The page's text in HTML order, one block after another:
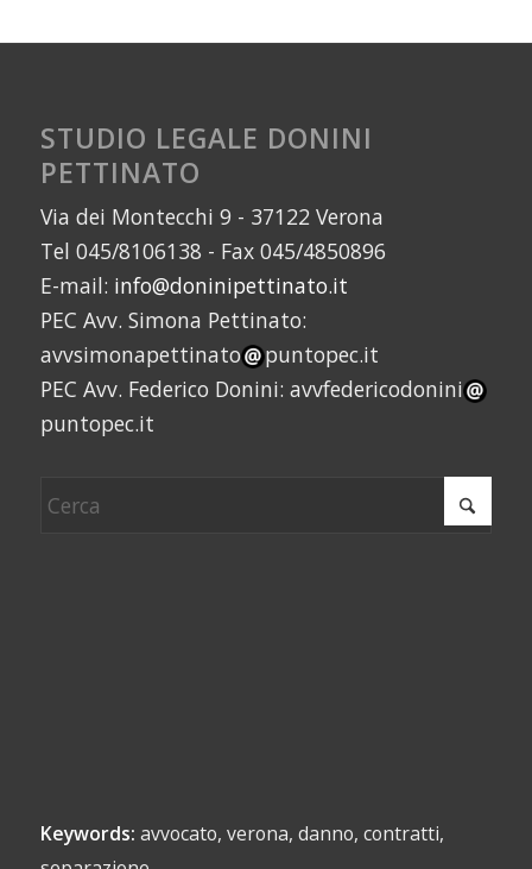
STUDIO LEGALE DONINI
PETTINATO
Via dei Montecchi 9 - 37122 Verona
Tel 045/8106138 - Fax 045/4850896
E-mail: info@doninipettinato.it
PEC Avv. Simona Pettinato:
avvsimonapettinato
puntopec.it
PEC Avv. Federico Donini: avvfedericodonini
puntopec.it
Keywords: avvocato, verona, danno, contratti,